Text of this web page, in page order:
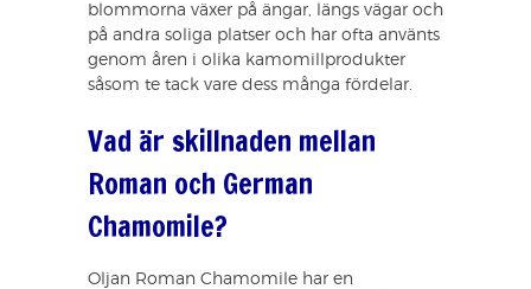
blommorna växer på ängar, längs vägar och
på andra soliga platser och har ofta använts
genom åren i olika kamomillprodukter
såsom te tack vare dess många fördelar.
Vad är skillnaden mellan
Roman och German
Chamomile?
Oljan Roman Chamomile har en